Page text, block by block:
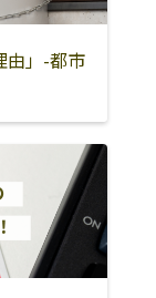
由」-都市